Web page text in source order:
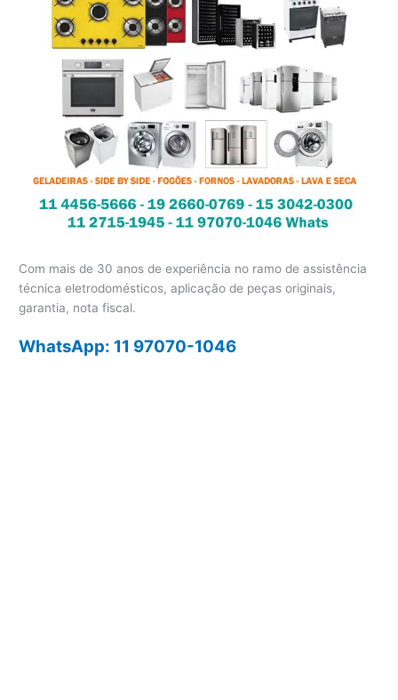
Com mais de 30 anos de experiência no ramo de assistência
técnica eletrodomésticos, aplicação de peças originais,
garantia, nota fiscal.
WhatsApp: 11 97070-1046